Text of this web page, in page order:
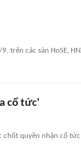
trên các sàn HoSE,
cổ tức'
chốt quyền nhận cổ